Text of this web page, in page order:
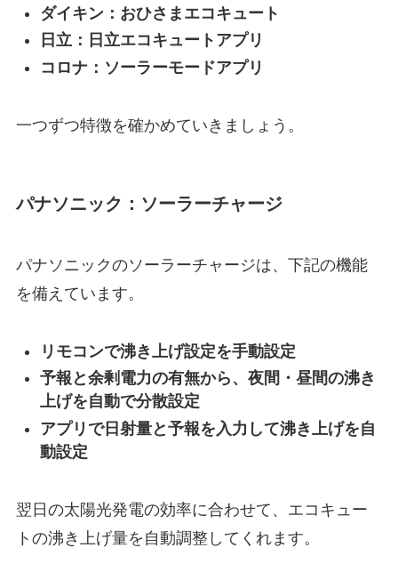
ダイキン：おひさまエコキュート
日立：日立エコキュートアプリ
コロナ：ソーラーモードアプリ
一つずつ特徴を確かめていきましょう。
パナソニック：ソーラーチャージ
パナソニックのソーラーチャージは、下記の機能
を備えています。
リモコンで沸き上げ設定を手動設定
予報と余剰電力の有無から、夜間・昼間の沸き
上げを自動で分散設定
アプリで日射量と予報を入力して沸き上げを自
動設定
翌日の太陽光発電の効率に合わせて、エコキュー
トの沸き上げ量を自動調整してくれます。